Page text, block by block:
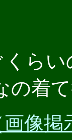
らい
の着
画像